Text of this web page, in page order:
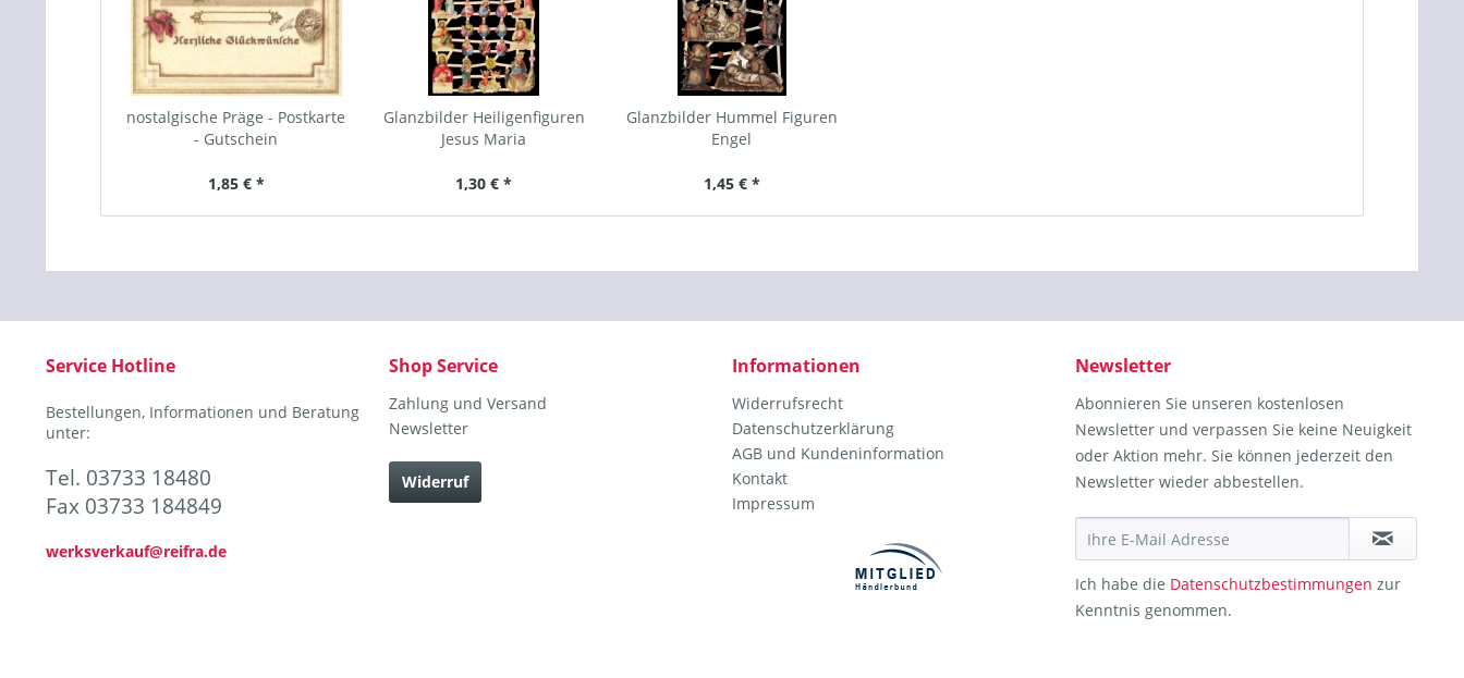
nostalgische Präge - Postkarte
- Gutschein
1,85 € *
Glanzbilder Heiligenfiguren
Jesus Maria
1,30 € *
Glanzbilder Hummel Figuren
Engel
1,45 € *
Service Hotline
Bestellungen, Informationen und Beratung
unter:
Tel. 03733 18480
Fax 03733 184849
werksverkauf@reifra.de
Shop Service
Zahlung und Versand
Newsletter
Widerruf
Informationen
Widerrufsrecht
Datenschutzerklärung
AGB und Kundeninformation
Kontakt
Impressum
Newsletter
Abonnieren Sie unseren kostenlosen
Newsletter und verpassen Sie keine Neuigkeit
oder Aktion mehr. Sie können jederzeit den
Newsletter wieder abbestellen.
Ich habe die Datenschutzbestimmungen zur
Kenntnis genommen.